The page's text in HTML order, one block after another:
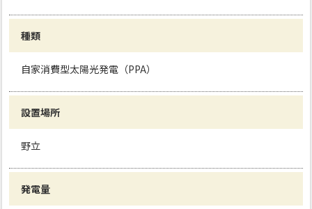
種類
自家消費型太陽光発電（PPA）
設置場所
野立
発電量